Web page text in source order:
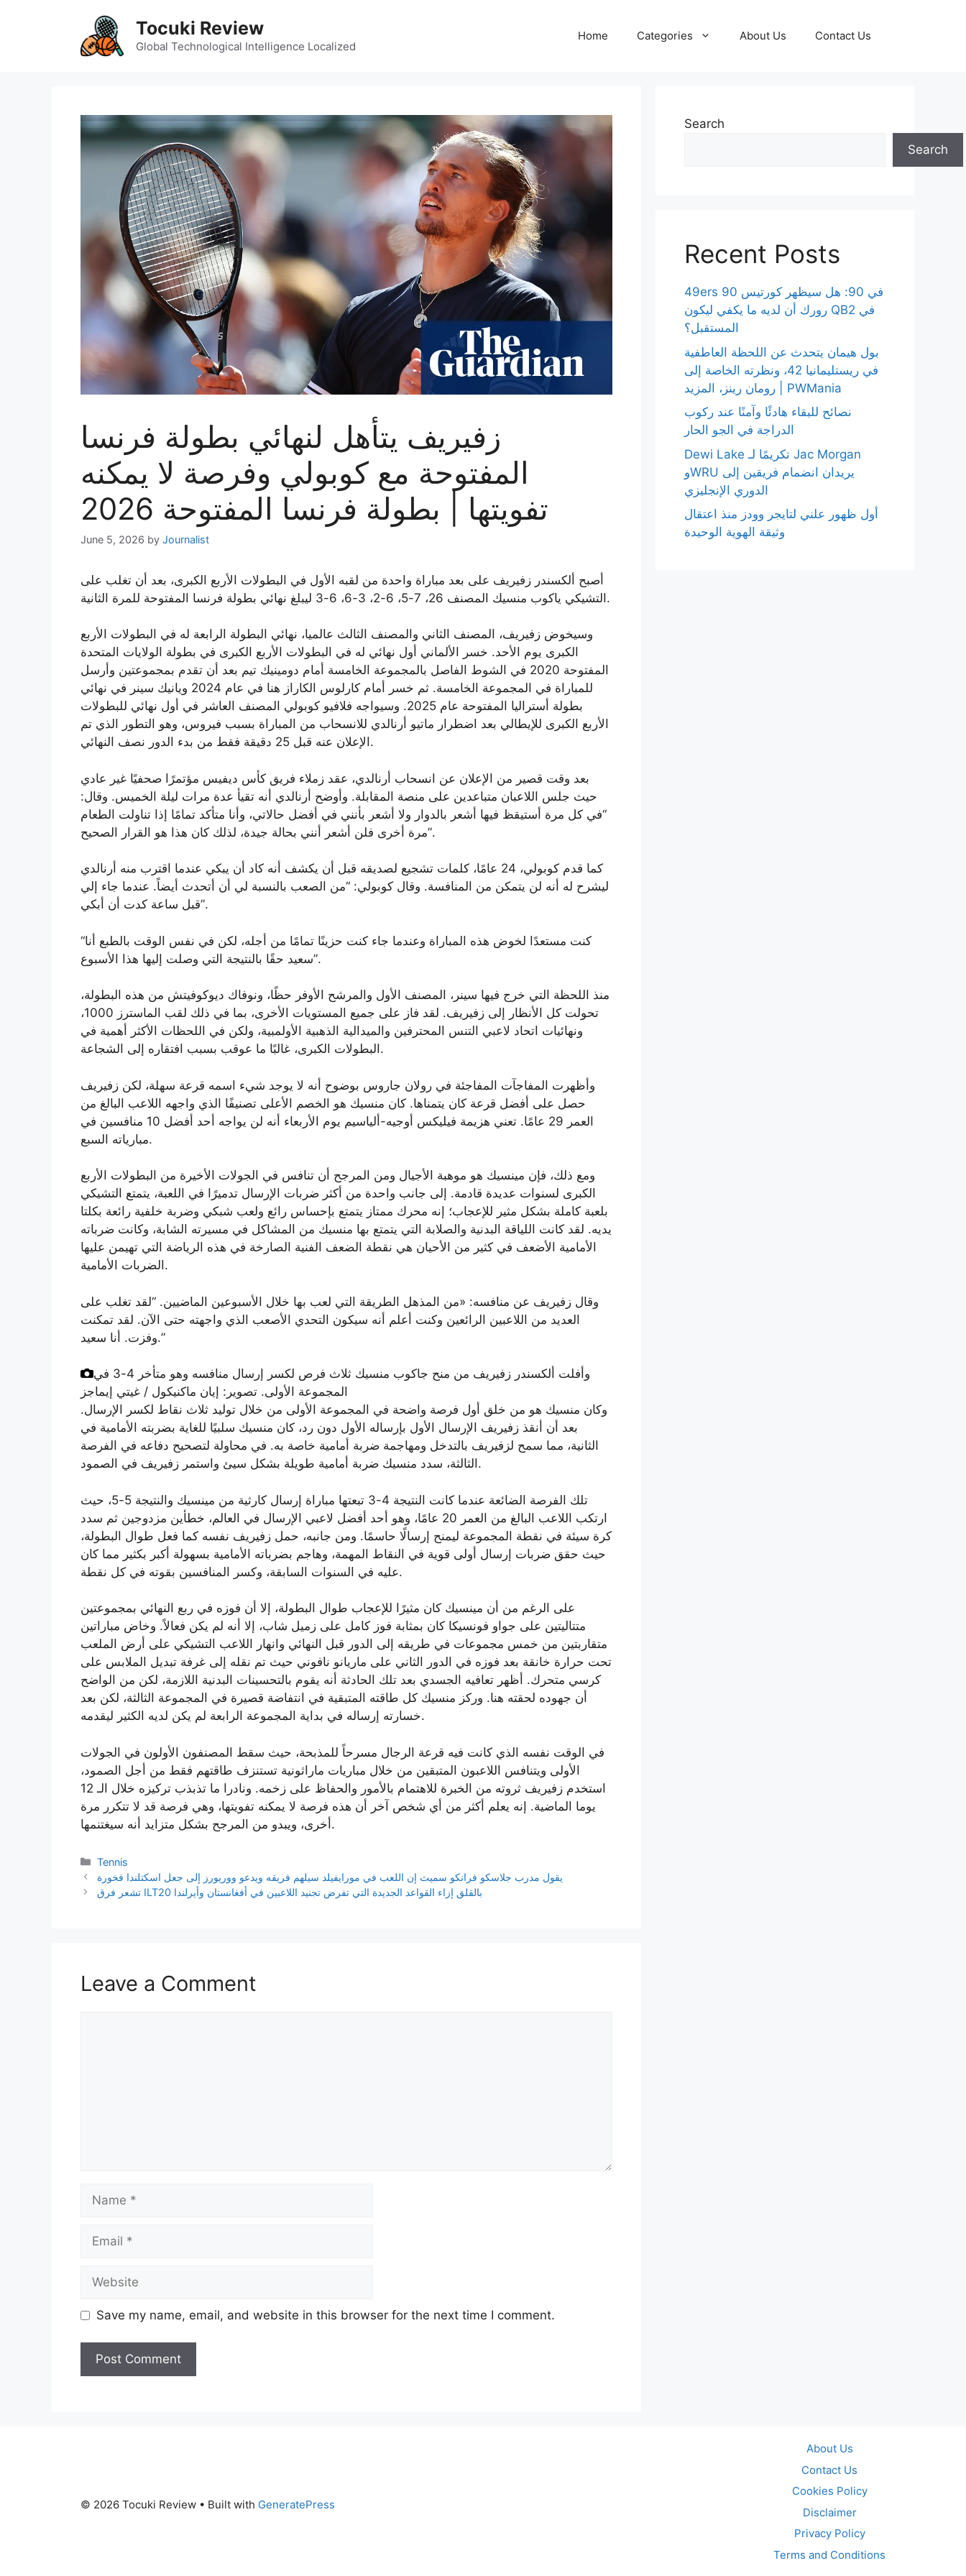
Tocuki Review
Global Technological Intelligence Localized
Home Categories About Us Contact Us
زفيريف يتأهل لنهائي بطولة فرنسا
المفتوحة مع كوبولي وفرصة لا يمكنه
تفويتها | بطولة فرنسا المفتوحة 2026
June 5, 2026 by Journalist
أصبح ألكسندر زفيريف على بعد مباراة واحدة من لقبه الأول في البطولات الأربع الكبرى، بعد أن تغلب على
التشيكي ياكوب منسيك المصنف 26، 7-5، 6-2، 3-6، 6-3 ليبلغ نهائي بطولة فرنسا المفتوحة للمرة الثانية.
وسيخوض زفيريف، المصنف الثاني والمصنف الثالث عالميا، نهائي البطولة الرابعة له في البطولات الأربع
الكبرى يوم الأحد. خسر الألماني أول نهائي له في البطولات الأربع الكبرى في بطولة الولايات المتحدة
المفتوحة 2020 في الشوط الفاصل بالمجموعة الخامسة أمام دومينيك تيم بعد أن تقدم بمجموعتين وأرسل
للمباراة في المجموعة الخامسة. ثم خسر أمام كارلوس الكاراز هنا في عام 2024 ويانيك سينر في نهائي
بطولة أستراليا المفتوحة عام 2025. وسيواجه فلافيو كوبولي المصنف العاشر في أول نهائي للبطولات
الأربع الكبرى للإيطالي بعد اضطرار ماتيو أرنالدي للانسحاب من المباراة بسبب فيروس، وهو التطور الذي تم
الإعلان عنه قبل 25 دقيقة فقط من بدء الدور نصف النهائي.
بعد وقت قصير من الإعلان عن انسحاب أرنالدي، عقد زملاء فريق كأس ديفيس مؤتمرًا صحفيًا غير عادي
حيث جلس اللاعبان متباعدين على منصة المقابلة. وأوضح أرنالدي أنه تقيأ عدة مرات ليلة الخميس. وقال:
“في كل مرة أستيقظ فيها أشعر بالدوار ولا أشعر بأنني في أفضل حالاتي، وأنا متأكد تمامًا إذا تناولت الطعام
مرة أخرى فلن أشعر أنني بحالة جيدة، لذلك كان هذا هو القرار الصحيح”.
كما قدم كوبولي، 24 عامًا، كلمات تشجيع لصديقه قبل أن يكشف أنه كاد أن يبكي عندما اقترب منه أرنالدي
ليشرح له أنه لن يتمكن من المنافسة. وقال كوبولي: “من الصعب بالنسبة لي أن أتحدث أيضاً. عندما جاء إلي
قبل ساعة كدت أن أبكي”.
“كنت مستعدًا لخوض هذه المباراة وعندما جاء كنت حزينًا تمامًا من أجله، لكن في نفس الوقت بالطبع أنا
سعيد حقًا بالنتيجة التي وصلت إليها هذا الأسبوع”.
منذ اللحظة التي خرج فيها سينر، المصنف الأول والمرشح الأوفر حظًا، ونوفاك ديوكوفيتش من هذه البطولة،
تحولت كل الأنظار إلى زفيريف. لقد فاز على جميع المستويات الأخرى، بما في ذلك لقب الماسترز 1000،
ونهائيات اتحاد لاعبي التنس المحترفين والميدالية الذهبية الأولمبية، ولكن في اللحظات الأكثر أهمية في
البطولات الكبرى، غالبًا ما عوقب بسبب افتقاره إلى الشجاعة.
وأظهرت المفاجآت المفاجئة في رولان جاروس بوضوح أنه لا يوجد شيء اسمه قرعة سهلة، لكن زفيريف
حصل على أفضل قرعة كان يتمناها. كان منسيك هو الخصم الأعلى تصنيفًا الذي واجهه اللاعب البالغ من
العمر 29 عامًا. تعني هزيمة فيليكس أوجيه-ألياسيم يوم الأربعاء أنه لن يواجه أحد أفضل 10 منافسين في
مبارياته السبع.
ومع ذلك، فإن مينسيك هو موهبة الأجيال ومن المرجح أن تنافس في الجولات الأخيرة من البطولات الأربع
الكبرى لسنوات عديدة قادمة. إلى جانب واحدة من أكثر ضربات الإرسال تدميرًا في اللعبة، يتمتع التشيكي
بلعبة كاملة بشكل مثير للإعجاب؛ إنه محرك ممتاز يتمتع بإحساس رائع ولعب شبكي وضربة خلفية رائعة بكلتا
يديه. لقد كانت اللياقة البدنية والصلابة التي يتمتع بها منسيك من المشاكل في مسيرته الشابة، وكانت ضرباته
الأمامية الأضعف في كثير من الأحيان هي نقطة الضعف الفنية الصارخة في هذه الرياضة التي تهيمن عليها
الضربات الأمامية.
وقال زفيريف عن منافسه: «من المذهل الطريقة التي لعب بها خلال الأسبوعين الماضيين. “لقد تغلب على
العديد من اللاعبين الرائعين وكنت أعلم أنه سيكون التحدي الأصعب الذي واجهته حتى الآن. لقد تمكنت
وفزت. أنا سعيد.”
وأفلت ألكسندر زفيريف من منح جاكوب منسيك ثلاث فرص لكسر إرسال منافسه وهو متأخر 4-3 في
المجموعة الأولى. تصوير: إيان ماكنيكول / غيتي إيماجز
وكان منسيك هو من خلق أول فرصة واضحة في المجموعة الأولى من خلال توليد ثلاث نقاط لكسر الإرسال.
بعد أن أنقذ زفيريف الإرسال الأول بإرساله الأول دون رد، كان منسيك سلبيًا للغاية بضربته الأمامية في
الثانية، مما سمح لزفيريف بالتدخل ومهاجمة ضربة أمامية خاصة به. في محاولة لتصحيح دفاعه في الفرصة
الثالثة، سدد منسيك ضربة أمامية طويلة بشكل سيئ واستمر زفيريف في الصمود.
تلك الفرصة الضائعة عندما كانت النتيجة 4-3 تبعتها مباراة إرسال كارثية من مينسيك والنتيجة 5-5، حيث
ارتكب اللاعب البالغ من العمر 20 عامًا، وهو أحد أفضل لاعبي الإرسال في العالم، خطأين مزدوجين ثم سدد
كرة سيئة في نقطة المجموعة ليمنح إرسالًا حاسمًا. ومن جانبه، حمل زفيريف نفسه كما فعل طوال البطولة،
حيث حقق ضربات إرسال أولى قوية في النقاط المهمة، وهاجم بضرباته الأمامية بسهولة أكبر بكثير مما كان
عليه في السنوات السابقة، وكسر المنافسين بقوته في كل نقطة.
على الرغم من أن مينسيك كان مثيرًا للإعجاب طوال البطولة، إلا أن فوزه في ربع النهائي بمجموعتين
متتاليتين على جواو فونسيكا كان بمثابة فوز كامل على زميل شاب، إلا أنه لم يكن فعالاً. وخاض مباراتين
متقاربتين من خمس مجموعات في طريقه إلى الدور قبل النهائي وانهار اللاعب التشيكي على أرض الملعب
تحت حرارة خانقة بعد فوزه في الدور الثاني على ماريانو نافوني حيث تم نقله إلى غرفة تبديل الملابس على
كرسي متحرك. أظهر تعافيه الجسدي بعد تلك الحادثة أنه يقوم بالتحسينات البدنية اللازمة، لكن من الواضح
أن جهوده لحقته هنا. وركز منسيك كل طاقته المتبقية في انتفاضة قصيرة في المجموعة الثالثة، لكن بعد
خسارته إرساله في بداية المجموعة الرابعة لم يكن لديه الكثير ليقدمه.
في الوقت نفسه الذي كانت فيه قرعة الرجال مسرحاً للمذبحة، حيث سقط المصنفون الأولون في الجولات
الأولى ويتنافس اللاعبون المتبقين من خلال مباريات ماراثونية تستنزف طاقتهم فقط من أجل الصمود،
استخدم زفيريف ثروته من الخبرة للاهتمام بالأمور والحفاظ على زخمه. ونادرا ما تذبذب تركيزه خلال الـ 12
يوما الماضية. إنه يعلم أكثر من أي شخص آخر أن هذه فرصة لا يمكنه تفويتها، وهي فرصة قد لا تتكرر مرة
أخرى، ويبدو من المرجح بشكل متزايد أنه سيغتنمها.
Categories
Tennis
يقول مدرب جلاسكو فرانكو سميث إن اللعب في مورايفيلد سيلهم فريقه ويدعو ووريورز إلى جعل اسكتلندا فخورة
تشعر فرق ILT20 بالقلق إزاء القواعد الجديدة التي تفرض تجنيد اللاعبين في أفغانستان وأيرلندا
Leave a Comment
Save my name, email, and website in this browser for the next time I comment.
Search
Search
Recent Posts
49ers 90 في 90: هل سيظهر كورتيس
رورك أن لديه ما يكفي ليكون QB2 في
المستقبل؟
بول هيمان يتحدث عن اللحظة العاطفية
في ريستليمانيا 42، ونظرته الخاصة إلى
رومان رينز، المزيد | PWMania
نصائح للبقاء هادئًا وآمنًا عند ركوب
الدراجة في الجو الحار
Dewi Lake تكريمًا لـ Jac Morgan
وWRU يريدان انضمام فريقين إلى
الدوري الإنجليزي
أول ظهور علني لتايجر وودز منذ اعتقال
وثيقة الهوية الوحيدة
About Us
Contact Us
Cookies Policy
Disclaimer
Privacy Policy
Terms and Conditions
© 2026 Tocuki Review • Built with GeneratePress